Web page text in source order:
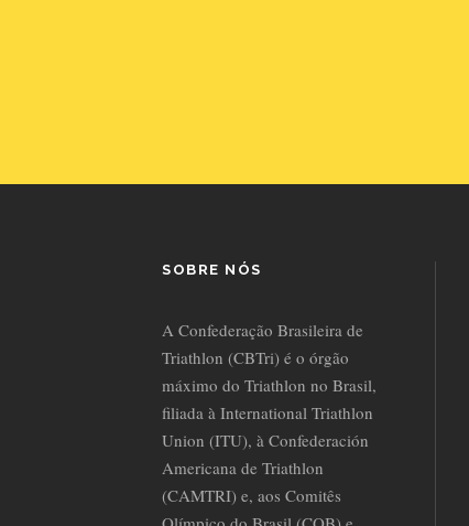
SOBRE NÓS
A Confederação Brasileira de
Triathlon (CBTri) é o órgão
máximo do Triathlon no Brasil,
filiada à International Triathlon
Union (ITU), à Confederación
Americana de Triathlon
(CAMTRI) e, aos Comitês